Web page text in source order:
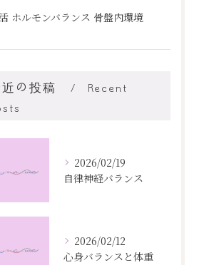
ホルモンバランス 骨盤内環境
の投稿
Recent
2026/02/19
自律神経バランス
2026/02/12
心身バランスと体重